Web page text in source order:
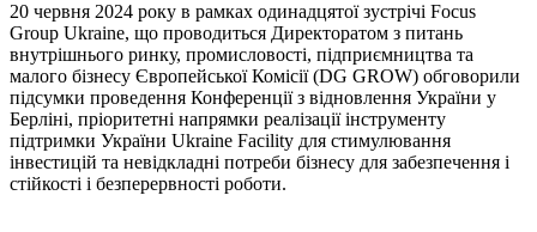
20 червня 2024 року в рамках одинадцятої зустрічі Focus
Group Ukraine, що проводиться Директоратом з питань
внутрішнього ринку, промисловості, підприємництва та
малого бізнесу Європейської Комісії (DG GROW) обговорили
підсумки проведення Конференції з відновлення України у
Берліні, пріоритетні напрямки реалізації інструменту
підтримки України Ukraine Facility для стимулювання
інвестицій та невідкладні потреби бізнесу для забезпечення і
стійкості і безперервності роботи.